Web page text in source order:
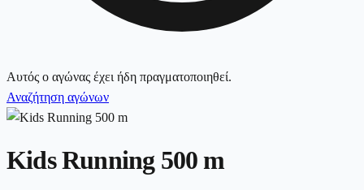
Αυτός ο αγώνας έχει ήδη πραγματοποιηθεί.
Αναζήτηση αγώνων
Kids Running 500 m